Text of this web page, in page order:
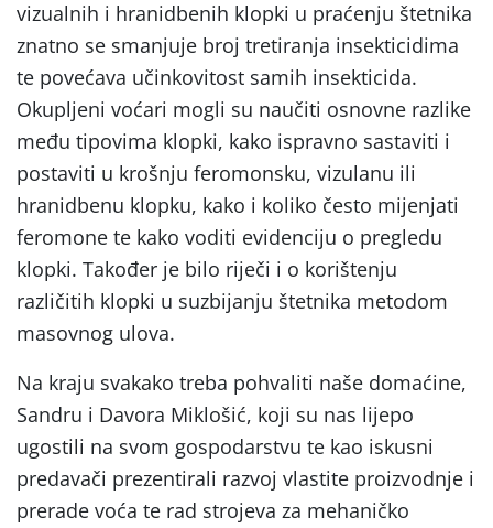
vizualnih i hranidbenih klopki u praćenju štetnika
znatno se smanjuje broj tretiranja insekticidima
te povećava učinkovitost samih insekticida.
Okupljeni voćari mogli su naučiti osnovne razlike
među tipovima klopki, kako ispravno sastaviti i
postaviti u krošnju feromonsku, vizulanu ili
hranidbenu klopku, kako i koliko često mijenjati
feromone te kako voditi evidenciju o pregledu
klopki. Također je bilo riječi i o korištenju
različitih klopki u suzbijanju štetnika metodom
masovnog ulova.
Na kraju svakako treba pohvaliti naše domaćine,
Sandru i Davora Miklošić, koji su nas lijepo
ugostili na svom gospodarstvu te kao iskusni
predavači prezentirali razvoj vlastite proizvodnje i
prerade voća te rad strojeva za mehaničko